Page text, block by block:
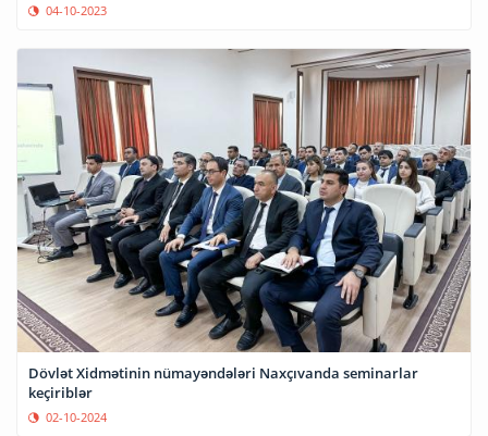
04-10-2023
Dövlət Xidmətinin nümayəndələri Naxçıvanda seminarlar
keçiriblər
02-10-2024